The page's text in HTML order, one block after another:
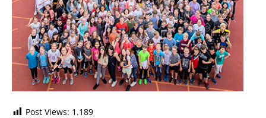
Post Views: 1.189